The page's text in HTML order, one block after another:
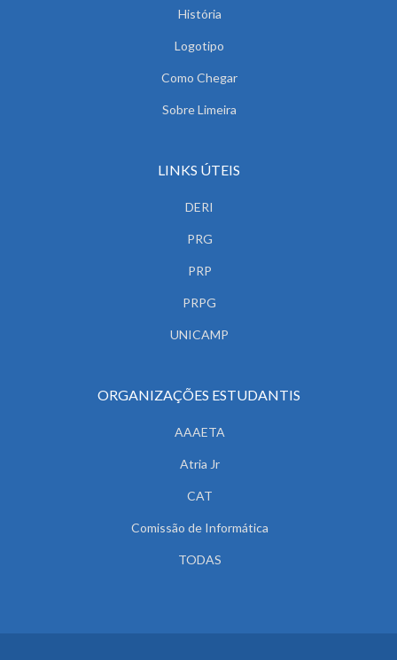
História
Logotipo
Como Chegar
Sobre Limeira
LINKS ÚTEIS
DERI
PRG
PRP
PRPG
UNICAMP
ORGANIZAÇÕES ESTUDANTIS
AAAETA
Atria Jr
CAT
Comissão de Informática
TODAS